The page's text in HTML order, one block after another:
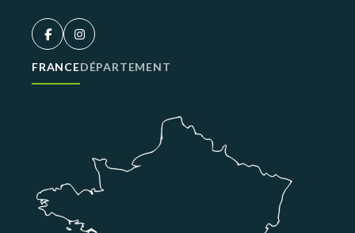
FRANCEDÉPARTEMENT